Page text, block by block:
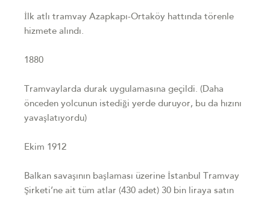
İlk atlı tramvay Azapkapı-Ortaköy hattında törenle
hizmete alındı.
1880
Tramvaylarda durak uygulamasına geçildi. (Daha
önceden yolcunun istediği yerde duruyor, bu da hızını
yavaşlatıyordu)
Ekim 1912
Balkan savaşının başlaması üzerine İstanbul Tramvay
Şirketi’ne ait tüm atlar (430 adet) 30 bin liraya satın